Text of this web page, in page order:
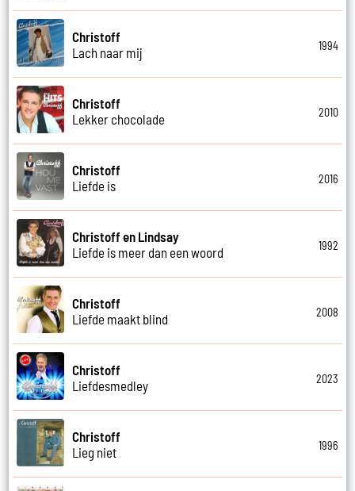
Christoff
Lach naar mij
1994
Christoff
Lekker chocolade
2010
Christoff
Liefde is
2016
Christoff en Lindsay
Liefde is meer dan een woord
1992
Christoff
Liefde maakt blind
2008
Christoff
Liefdesmedley
2023
Christoff
Lieg niet
1996